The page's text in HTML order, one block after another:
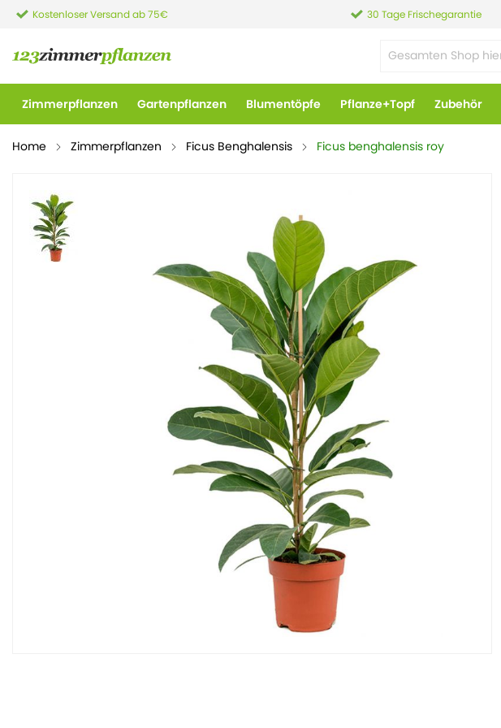
Kostenloser Versand ab 75€ 30 Tage Frischegarantie
Zimmerpflanzen Gartenpflanzen Blumentöpfe Pflanze+Topf Zubehör
Home Zimmerpflanzen Ficus Benghalensis Ficus benghalensis roy